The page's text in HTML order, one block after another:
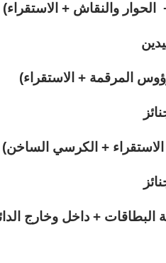
الحوار والنقاش + الاستقراء)
المرقمة + الاستقراء)
+ الكرسي الساخن)
+ داخل وخارج